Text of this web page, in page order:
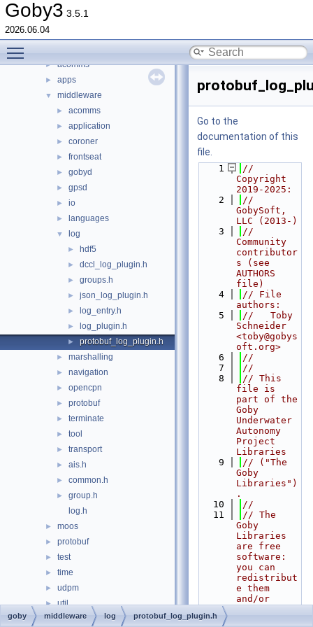
Goby3 3.5.1
2026.06.04
► Classes
▼ Files
▼ File List
► acomms
► apps
▼ middleware
► acomms
► application
► coroner
► frontseat
► gobyd
► gpsd
► io
► languages
▼ log
► hdf5
► dccl_log_plugin.h
► groups.h
► json_log_plugin.h
► log_entry.h
► log_plugin.h
► protobuf_log_plugin.h
► marshalling
► navigation
► opencpn
► protobuf
► terminate
► tool
► transport
► ais.h
► common.h
►
group.h
log.h
► moos
► protobuf
► test
► time
► udpm
► util
► zeromq
Go to the
documentation of this
file.
    1
//
Copyright
2019-2025:
    2
//
GobySoft,
LLC (2013-)
    3
//
Community
contributor
s (see
AUTHORS
file)
    4
// File
authors:
    5
//   Toby
Schneider
<toby@gobys
oft.org>
    6
//
    7
//
    8
// This
file is
part of the
Goby
Underwater
Autonomy
Project
Libraries
    9
// ("The
Goby
Libraries")
.
   10
//
   11
// The
Goby
Libraries
are free
software:
you can
redistribut
e them
and/or
   12
goby middleware log protobuf_log_plugin.h